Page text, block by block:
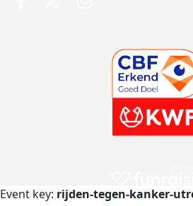
Event key: rijden-tegen-kanker-